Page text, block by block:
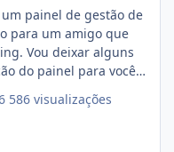
painel de gestão de
para um amigo que
Vou deixar alguns
do painel para vocês
e conta com
586 visualizações